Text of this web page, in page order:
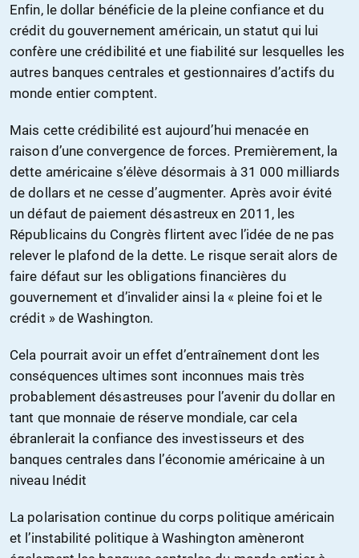
Enfin, le dollar bénéficie de la pleine confiance et du
crédit du gouvernement américain, un statut qui lui
confère une crédibilité et une fiabilité sur lesquelles les
autres banques centrales et gestionnaires d’actifs du
monde entier comptent.
Mais cette crédibilité est aujourd’hui menacée en
raison d’une convergence de forces. Premièrement, la
dette américaine s’élève désormais à 31 000 milliards
de dollars et ne cesse d’augmenter. Après avoir évité
un défaut de paiement désastreux en 2011, les
Républicains du Congrès flirtent avec l’idée de ne pas
relever le plafond de la dette. Le risque serait alors de
faire défaut sur les obligations financières du
gouvernement et d’invalider ainsi la « pleine foi et le
crédit » de Washington.
Cela pourrait avoir un effet d’entraînement dont les
conséquences ultimes sont inconnues mais très
probablement désastreuses pour l’avenir du dollar en
tant que monnaie de réserve mondiale, car cela
ébranlerait la confiance des investisseurs et des
banques centrales dans l’économie américaine à un
niveau Inédit
La polarisation continue du corps politique américain
et l’instabilité politique à Washington amèneront